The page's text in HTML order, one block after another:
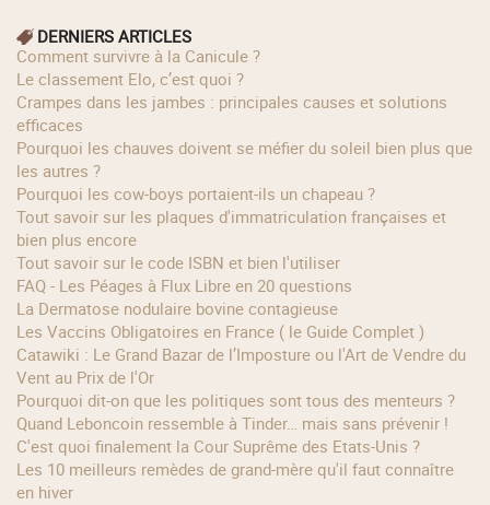
DERNIERS ARTICLES
Comment survivre à la Canicule ?
Le classement Elo, c’est quoi ?
Crampes dans les jambes : principales causes et solutions
efficaces
Pourquoi les chauves doivent se méfier du soleil bien plus que
les autres ?
Pourquoi les cow‑boys portaient‑ils un chapeau ?
Tout savoir sur les plaques d'immatriculation françaises et
bien plus encore
Tout savoir sur le code ISBN et bien l'utiliser
FAQ - Les Péages à Flux Libre en 20 questions
La Dermatose nodulaire bovine contagieuse
Les Vaccins Obligatoires en France ( le Guide Complet )
Catawiki : Le Grand Bazar de l’Imposture ou l'Art de Vendre du
Vent au Prix de l'Or
Pourquoi dit-on que les politiques sont tous des menteurs ?
Quand Leboncoin ressemble à Tinder… mais sans prévenir !
C'est quoi finalement la Cour Suprême des Etats-Unis ?
Les 10 meilleurs remèdes de grand-mère qu'il faut connaître
en hiver